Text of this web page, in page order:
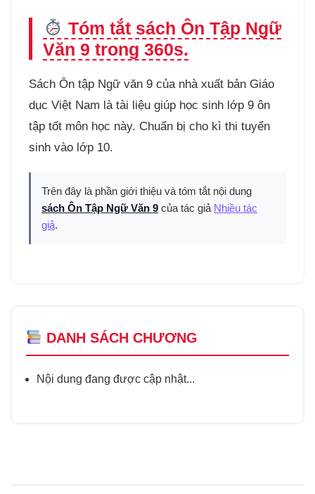
Tóm tắt sách Ôn Tập Ngữ
Văn 9 trong 360s.
Sách Ôn tập Ngữ văn 9 của nhà xuất bản Giáo
dục Việt Nam là tài liệu giúp học sinh lớp 9 ôn
tập tốt môn học này. Chuẩn bị cho kì thi tuyển
sinh vào lớp 10.
Trên đây là phần giới thiệu và tóm tắt nội dung
sách Ôn Tập Ngữ Văn 9 của tác giả Nhiều tác
giả.
DANH SÁCH CHƯƠNG
Nội dung đang được cập nhật...